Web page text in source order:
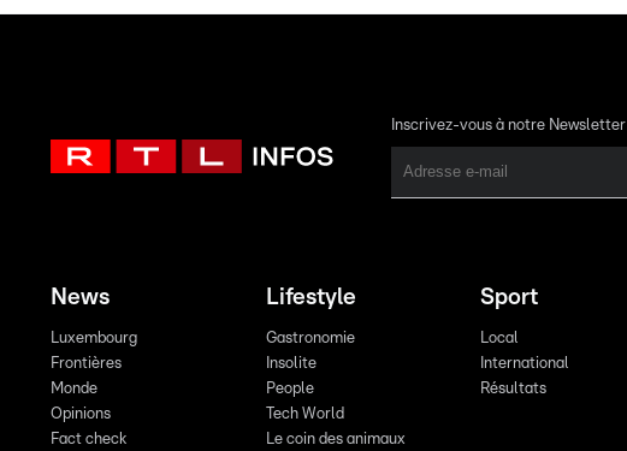
Inscrivez-vous à notre Newsletter
News
Luxembourg
Frontières
Monde
Opinions
Fact check
Lifestyle
Gastronomie
Insolite
People
Tech World
Le coin des animaux
Sport
Local
International
Résultats